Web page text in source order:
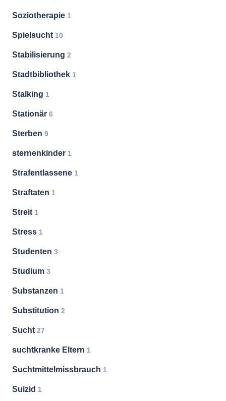
Soziotherapie 1
Spielsucht 10
Stabilisierung 2
Stadtbibliothek 1
Stalking 1
Stationär 6
Sterben 9
sternenkinder 1
Strafentlassene 1
Straftaten 1
Streit 1
Stress 1
Studenten 3
Studium 3
Substanzen 1
Substitution 2
Sucht 27
suchtkranke Eltern 1
Suchtmittelmissbrauch 1
Suizid 1